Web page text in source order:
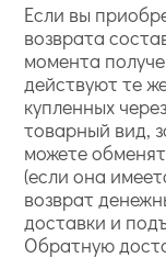
Если вы
возврата
момента
действуют те
купленных
товарный вид,
можете
(если она
возврат
доставки и
Обратную